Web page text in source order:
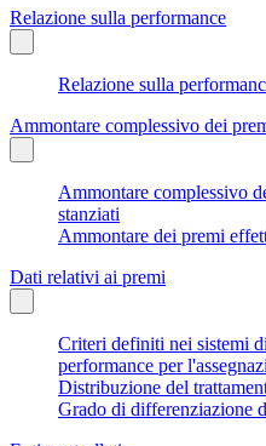
Relazione sulla performance
Relazione sulla
Ammontare complessivo dei
Ammontare complessivo
stanziati
Ammontare dei premi
Dati relativi ai premi
Criteri definiti nei sistemi
performance per
Distribuzione del
Grado di differenziazione